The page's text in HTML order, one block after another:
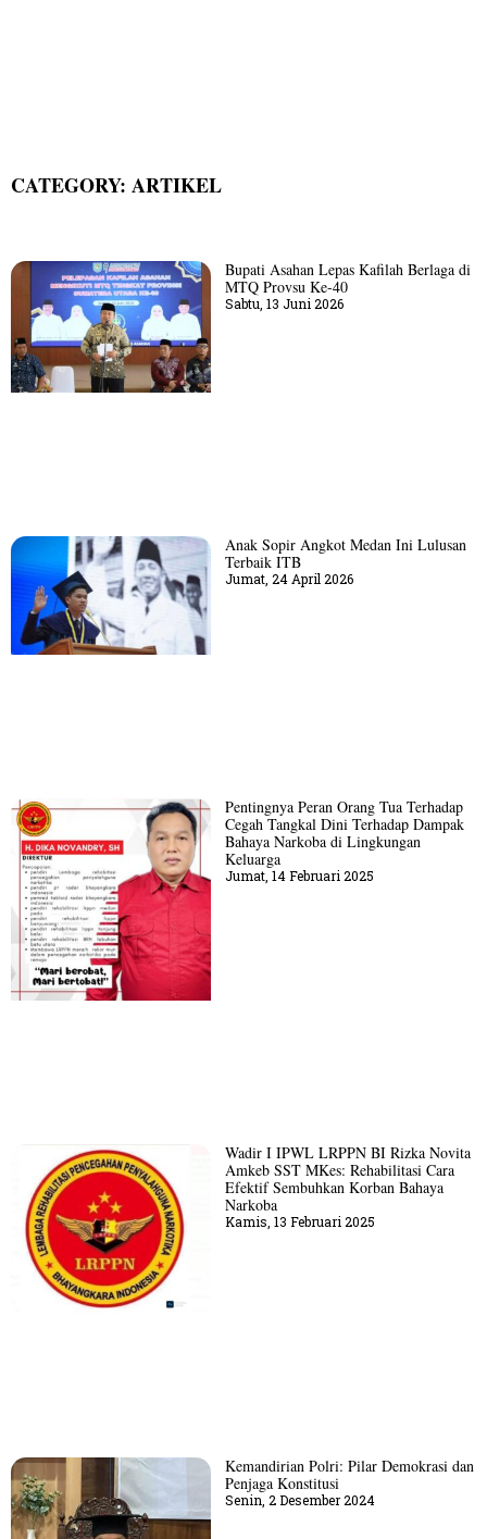
CATEGORY: ARTIKEL
Bupati Asahan Lepas Kafilah Berlaga di
MTQ Provsu Ke-40
Sabtu, 13 Juni 2026
Anak Sopir Angkot Medan Ini Lulusan
Terbaik ITB
Jumat, 24 April 2026
Pentingnya Peran Orang Tua Terhadap
Cegah Tangkal Dini Terhadap Dampak
Bahaya Narkoba di Lingkungan
Keluarga
Jumat, 14 Februari 2025
Wadir I IPWL LRPPN BI Rizka Novita
Amkeb SST MKes: Rehabilitasi Cara
Efektif Sembuhkan Korban Bahaya
Narkoba
Kamis, 13 Februari 2025
Kemandirian Polri: Pilar Demokrasi dan
Penjaga Konstitusi
Senin, 2 Desember 2024